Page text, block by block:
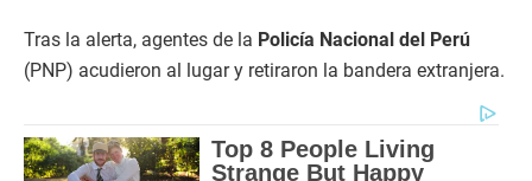
Tras la alerta, agentes de la Policía Nacional del Perú
(PNP) acudieron al lugar y retiraron la bandera extranjera.